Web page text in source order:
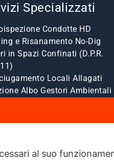
Specializzati
Condotte HD
e Risanamento No-Dig
in Spazi Confinati (D.P.R.
Locali Allagati
Albo Gestori Ambientali
al suo